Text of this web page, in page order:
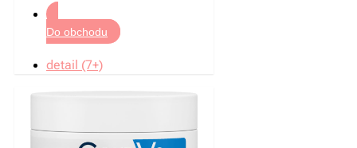
Do obchodu
detail (7+)